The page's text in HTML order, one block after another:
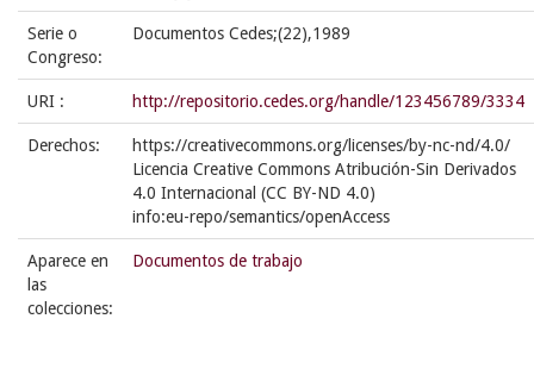
Serie o
Congreso:
Documentos Cedes;(22),1989
URI : http://repositorio.cedes.org/handle/123456789/3334
Derechos:
https://creativecommons.org/licenses/by-nc-nd/4.0/
Licencia Creative Commons Atribución-Sin Derivados
4.0 Internacional (CC BY-ND 4.0)
info:eu-repo/semantics/openAccess
Aparece en
las
colecciones:
Documentos de trabajo